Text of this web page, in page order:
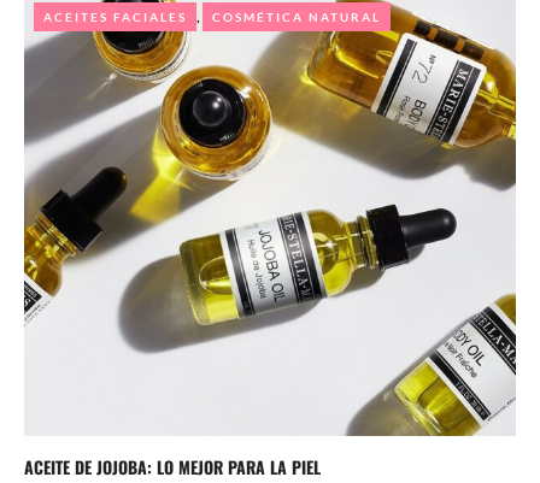
ACEITE DE JOJOBA: LO MEJOR PARA LA PIEL
ACEITES FACIALES COSMÉTICA NATURAL